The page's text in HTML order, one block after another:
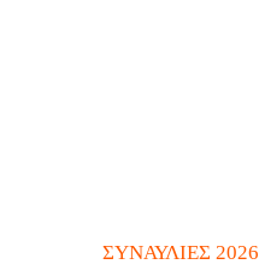
ΣΥΝΑΥΛΊΕΣ 2026